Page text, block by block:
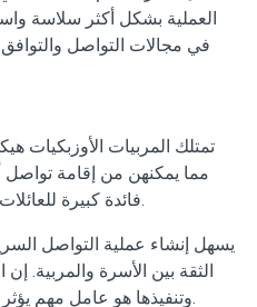
العملية بشكل أكثر سلاسة
في مجالات التواصل
تمتلك المربيات الأوزبكيات
مما يمكنهن من إقامة
فائدة كبيرة للعائلات التي تبحث عن مربيات للأطفال.
يسهل إنشاء عملية التواصل
الثقة بين الأسرة والمربية.
وتنفيذها هو عامل مهم يؤثر بشكل مباشر على جودة الرعاية.